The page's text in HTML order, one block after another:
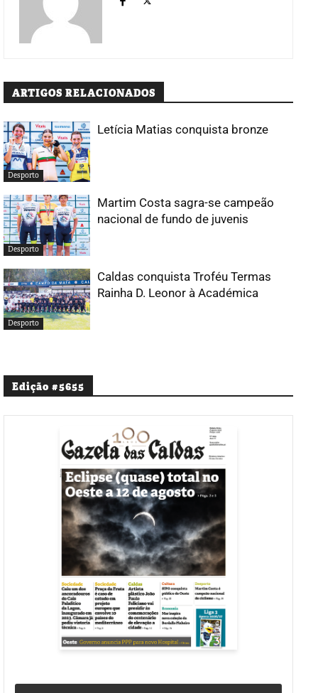
ARTIGOS RELACIONADOS
Desporto
Letícia Matias conquista bronze
Desporto
Martim Costa sagra-se campeão
nacional de fundo de juvenis
Desporto
Caldas conquista Troféu Termas
Rainha D. Leonor à Académica
Edição #5655